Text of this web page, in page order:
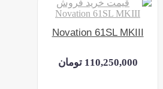
Novation 61SL MKIII
110,250,000 تومان